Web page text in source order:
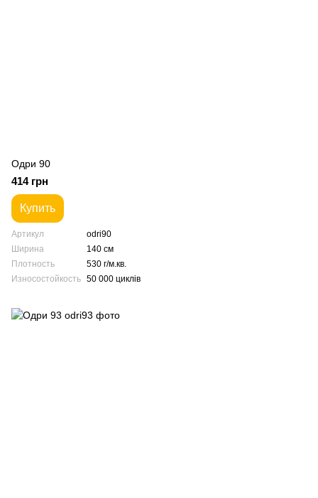
Одри 90
414 грн
Купить
Артикул
odri90
Ширина
140 см
Плотность
530 г/м.кв.
Износостойкость 50 000 циклів